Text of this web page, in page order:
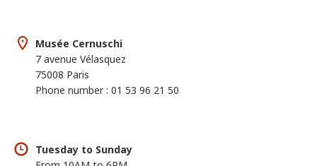
Musée Cernuschi
7 avenue Vélasquez
75008 Paris
Phone number : 01 53 96 21 50
Tuesday to Sunday